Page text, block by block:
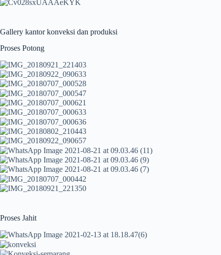
Gallery kantor konveksi dan produksi
Proses Potong
Proses Jahit